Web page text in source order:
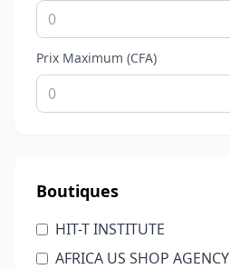
Prix Maximum (CFA)
Boutiques
HIT-T INSTITUTE
AFRICA US SHOP AGENCY